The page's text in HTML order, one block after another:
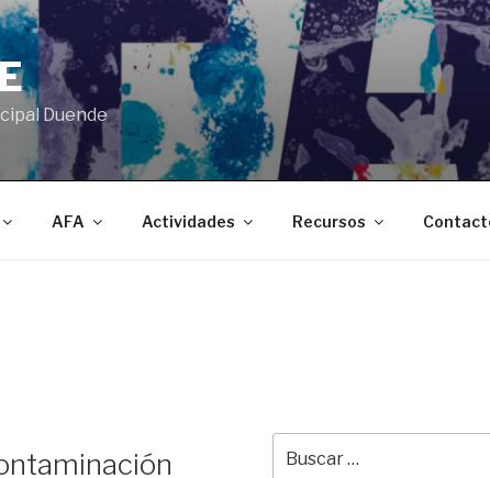
Duende
AFA Actividades Recursos
por: